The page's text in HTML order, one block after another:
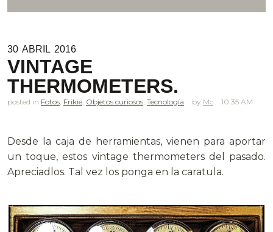
30 ABRIL 2016
VINTAGE
THERMOMETERS.
posted in Fotos, Frikie, Objetos curiosos, Tecnología Mc 10.35 AM
Desde la caja de herramientas, vienen para aportar
un toque, estos vintage thermometers del pasado.
Apreciadlos. Tal vez los ponga en la caratula.